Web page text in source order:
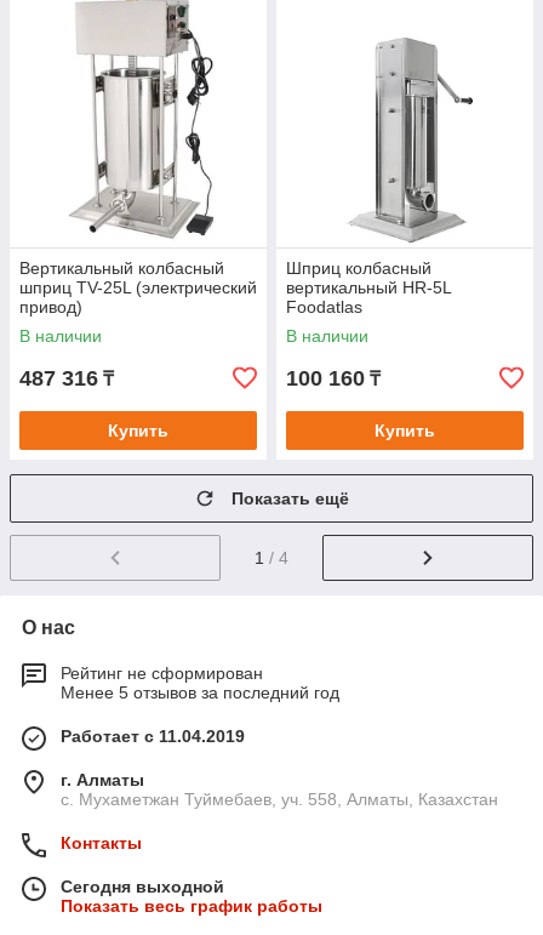
Вертикальный колбасный
шприц TV-25L (электрический
привод)
В наличии
487 316 ₸
Купить
Шприц колбасный
вертикальный HR-5L
Foodatlas
В наличии
100 160 ₸
Купить
Показать ещё
1 / 4
О нас
Рейтинг не сформирован
Менее 5 отзывов за последний год
Работает с 11.04.2019
г. Алматы
с. Мухаметжан Туймебаев, уч. 558, Алматы, Казахстан
Контакты
Сегодня выходной
Показать весь график работы